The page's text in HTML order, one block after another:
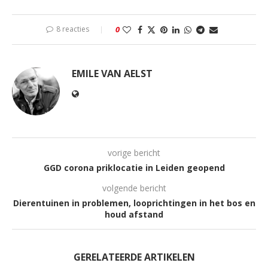
8 reacties 0
EMILE VAN AELST
vorige bericht
GGD corona priklocatie in Leiden geopend
volgende bericht
Dierentuinen in problemen, looprichtingen in het bos en
houd afstand
GERELATEERDE ARTIKELEN